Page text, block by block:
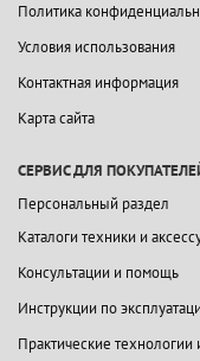
Политика
Условия использования
Контактная информация
Карта сайта
СЕРВИС ДЛЯ
Персональный раздел
Каталоги техники и
Консультации и помощь
Инструкции по
Практические технологии